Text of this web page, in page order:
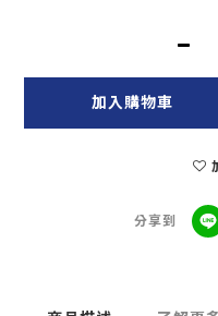
加入購物車
分享到